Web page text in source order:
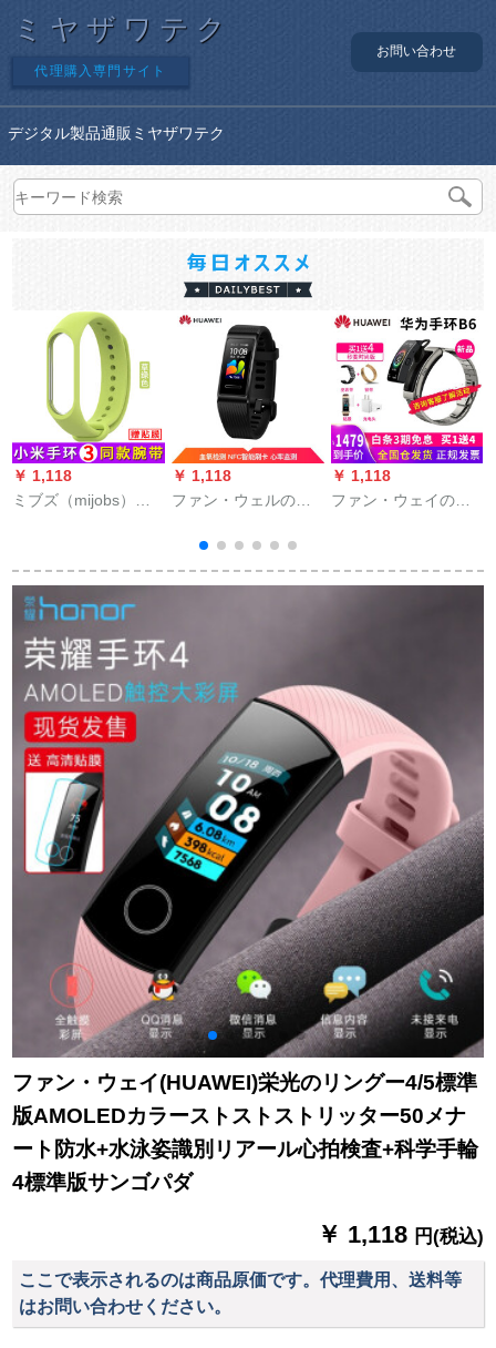
ミヤザワテク
代理購入専門サイト
お問い合わせ
デジタル製品通販ミヤザワテク
￥ 1,118
ミブズ（mijobs）は
ます。同タワーのシ
カリゲームの代えベ
ルの3つの代表バーン
ドは防水防止ソフト
のリントです。緑で
す。
￥ 1,118
ファン・ウェルの手
霊ファァウェルの元
の装饰の栄光の知能
る监视の眠りの着信
は微信の歩数计のフ
ァ·ウェルの手环の4
プロの石を注意しま
￥ 1,118
ファン・ウェイのブ
イストイットは、电
ファン・ウェイ(HUAWEI)栄光のリングー4/5標準
版AMOLEDカラーストストストリッター50メナ
ート防水+水泳姿識別リアール心拍検査+科学手輪
4標準版サンゴパダ
￥ 1,118 円(税込)
ここで表示されるのは商品原価です。代理費用、送料等
はお問い合わせください。